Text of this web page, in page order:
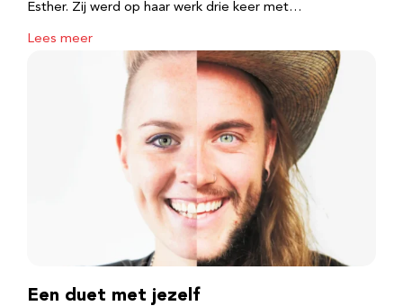
Esther. Zij werd op haar werk drie keer met…
Lees meer
Een duet met jezelf